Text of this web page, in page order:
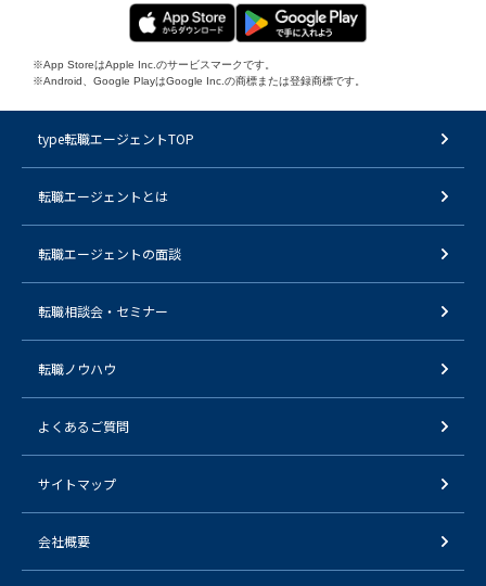
※App StoreはApple Inc.のサービスマークです。
※Android、Google PlayはGoogle Inc.の商標または登録商標です。
type転職エージェントTOP
転職エージェントとは
転職エージェントの面談
転職相談会・セミナー
転職ノウハウ
よくあるご質問
サイトマップ
会社概要